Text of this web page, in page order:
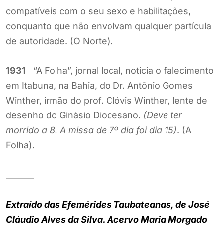
compatíveis com o seu sexo e habilitações,
conquanto que não envolvam qualquer partícula
de autoridade. (O Norte).
1931 “A Folha”, jornal local, noticia o falecimento
em Itabuna, na Bahia, do Dr. Antônio Gomes
Winther, irmão do prof. Clóvis Winther, lente de
desenho do Ginásio Diocesano. (Deve ter
morrido a 8. A missa de 7º dia foi dia 15). (A
Folha).
Extraído das Efemérides Taubateanas, de José
Cláudio Alves da Silva. Acervo Maria Morgado